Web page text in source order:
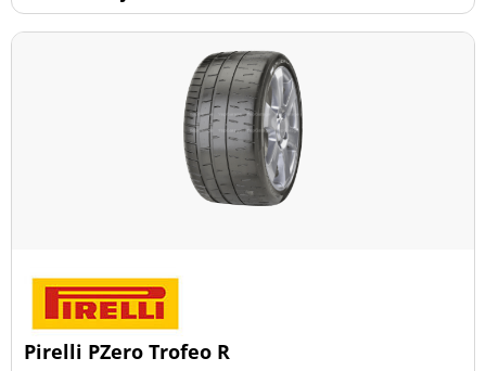
Pirelli PZero Trofeo R